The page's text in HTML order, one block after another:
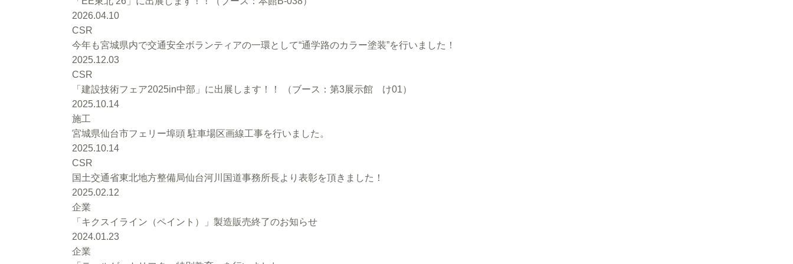
2026.04.10
CSR
今年も宮城県内で交通安全ボランティアの一環として“通学路のカラー塗装”を行いました！
2025.12.03
CSR
「建設技術フェア2025in中部」に出展します！！ （ブース：第3展示館 け01）
2025.10.14
施工
宮城県仙台市フェリー埠頭 駐車場区画線工事を行いました。
2025.10.14
CSR
国土交通省東北地方整備局仙台河川国道事務所長より表彰を頂きました！
2025.02.12
企業
「キクスイライン（ペイント）」製造販売終了のお知らせ
2024.01.23
企業